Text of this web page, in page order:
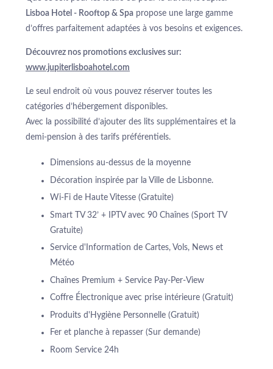
Lisboa Hotel - Rooftop & Spa propose une large gamme
d’offres parfaitement adaptées à vos besoins et exigences.
Découvrez nos promotions exclusives sur:
www.jupiterlisboahotel.com
Le seul endroit où vous pouvez réserver toutes les
catégories d’hébergement disponibles.
Avec la possibilité d’ajouter des lits supplémentaires et la
demi-pension à des tarifs préférentiels.
Dimensions au-dessus de la moyenne
Décoration inspirée par la Ville de Lisbonne.
Wi-Fi de Haute Vitesse (Gratuite)
Smart TV 32’ + IPTV avec 90 Chaînes (Sport TV
Gratuite)
Service d'Information de Cartes, Vols, News et
Météo
Chaînes Premium + Service Pay-Per-View
Coffre Électronique avec prise intérieure (Gratuit)
Produits d'Hygiène Personnelle (Gratuit)
Fer et planche à repasser (Sur demande)
Room Service 24h
HÔTELS
PROMOTIONS SPÉCIALES
DESTINATIONS
ÉVÉNEMENTS & RÉUNIONS
ACTUALITÉS
DURABILITÉ ENVIRONNEMENTALE
CONTACTEZ-NOUS
Veuillez sélectionner un hôtel pour réserver.
RÉSERVER